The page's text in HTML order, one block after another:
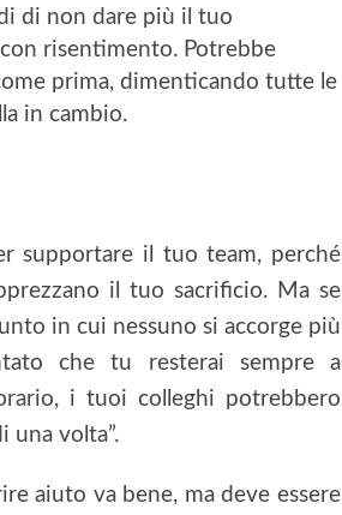
di non dare più il tuo
risentimento. Potrebbe
prima, dimenticando tutte le
in cambio.
supportare il tuo team, perché
il tuo sacrificio. Ma se
in cui nessuno si accorge più
che tu resterai sempre a
i tuoi colleghi potrebbero
una volta”.
aiuto va bene, ma deve essere